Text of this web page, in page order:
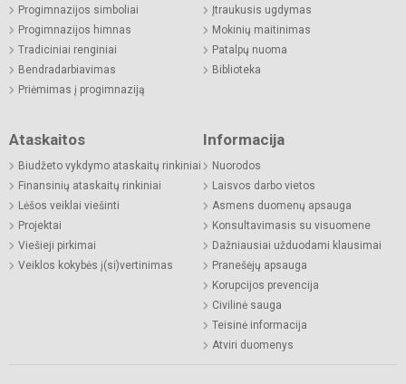
Progimnazijos simboliai
Progimnazijos himnas
Tradiciniai renginiai
Bendradarbiavimas
Priėmimas į progimnaziją
Įtraukusis ugdymas
Mokinių maitinimas
Patalpų nuoma
Biblioteka
Ataskaitos
Biudžeto vykdymo ataskaitų rinkiniai
Finansinių ataskaitų rinkiniai
Lėšos veiklai viešinti
Projektai
Viešieji pirkimai
Veiklos kokybės į(si)vertinimas
Informacija
Nuorodos
Laisvos darbo vietos
Asmens duomenų apsauga
Konsultavimasis su visuomene
Dažniausiai užduodami klausimai
Pranešėjų apsauga
Korupcijos prevencija
Civilinė sauga
Teisinė informacija
Atviri duomenys